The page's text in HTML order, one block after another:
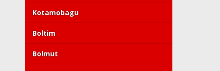
Kotamobagu
Boltim
Bolmut